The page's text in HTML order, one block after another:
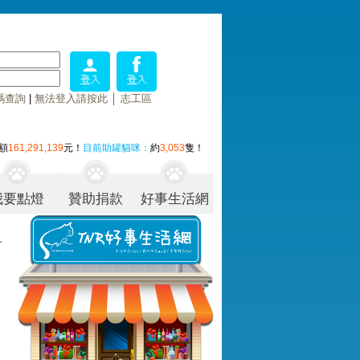
查詢| 無法登入請按此│ 志工區
161,291,139元！ 目前助罐貓咪： 約3,053隻！
要點燈 贊助捐款 好事生活網